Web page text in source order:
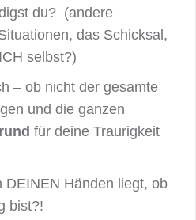
du? (andere
das Schicksal,
selbst?)
– ob nicht der gesamte
und die ganzen
für deine Traurigkeit
DEINEN Händen liegt, ob
bist?!